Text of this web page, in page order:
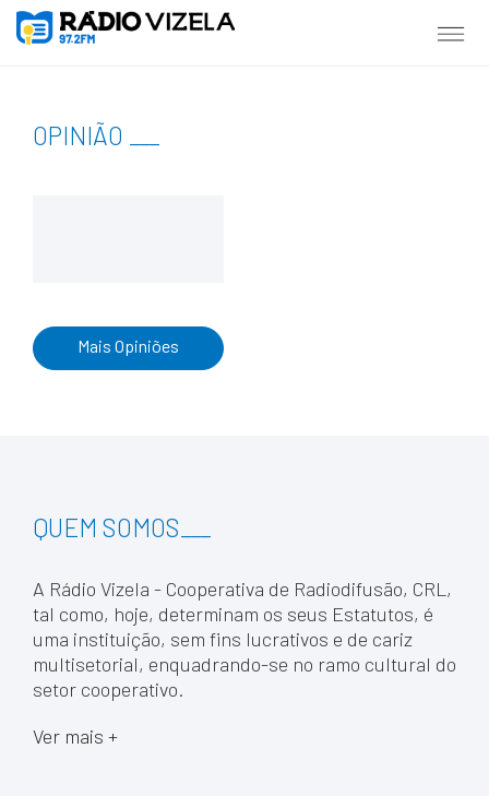
OPINIÃO
Mais Opiniões
QUEM SOMOS
A Rádio Vizela - Cooperativa de Radiodifusão, CRL,
tal como, hoje, determinam os seus Estatutos, é
uma instituição, sem fins lucrativos e de cariz
multisetorial, enquadrando-se no ramo cultural do
setor cooperativo.
Ver mais +